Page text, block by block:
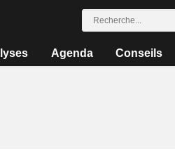
Agenda Conseils